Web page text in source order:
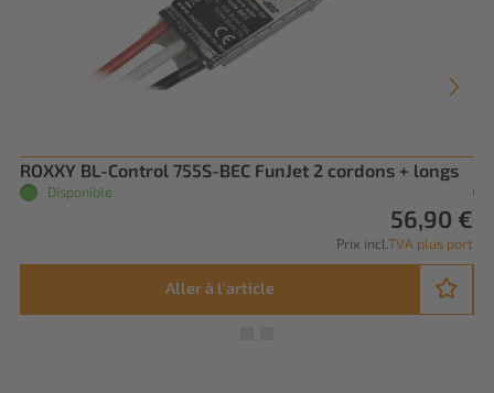
ROXXY BL-Control 755S-BEC FunJet 2 cordons + longs
Disponible
56,90 €
Prix incl.TVA plus port
Aller à l'article